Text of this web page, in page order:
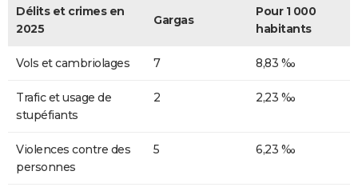
Délits et crimes en
2025
Gargas
Pour 1 000
habitants
Vols et cambriolages 7 8,83 ‰
Trafic et usage de
stupéfiants
2 2,23 ‰
Violences contre des
personnes
5 6,23 ‰